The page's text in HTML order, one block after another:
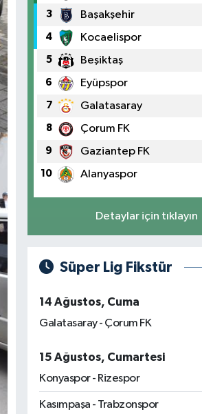
3 Başakşehir
4 Kocaelispor
5 Beşiktaş
6 Eyüpspor
7 Galatasaray
8 Çorum FK
9 Gaziantep FK
10 Alanyaspor
Detaylar için tıklayın
Süper Lig Fikstür
14 Ağustos, Cuma
Galatasaray - Çorum FK
15 Ağustos, Cumartesi
Konyaspor - Rizespor
Kasımpaşa - Trabzonspor